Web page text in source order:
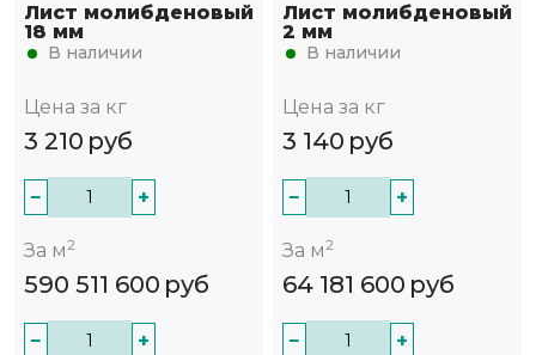
Лист молибденовый
18 мм
В наличии
Цена за кг
3 210 руб
− +
За м2
590 511 600 руб
− +
Лист молибденовый
2 мм
В наличии
Цена за кг
3 140 руб
− +
За м2
64 181 600 руб
− +